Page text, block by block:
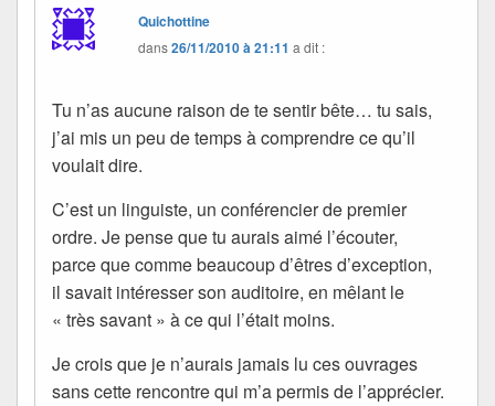
Quichottine
dans26/11/2010 à 21:11 a dit :
Tu n’as aucune raison de te sentir bête… tu sais,
j’ai mis un peu de temps à comprendre ce qu’il
voulait dire.
C’est un linguiste, un conférencier de premier
ordre. Je pense que tu aurais aimé l’écouter,
parce que comme beaucoup d’êtres d’exception,
il savait intéresser son auditoire, en mêlant le
« très savant » à ce qui l’était moins.
Je crois que je n’aurais jamais lu ces ouvrages
sans cette rencontre qui m’a permis de l’apprécier.